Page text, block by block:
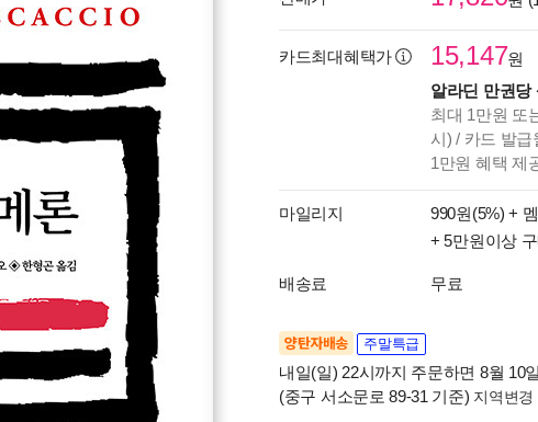
카드최대혜택가 15,147원
알라딘 만권당
최대 1만원 또
시) / 카드 발급
1만원 혜택 제
마일리지 990원(5%) +
+ 5만원이상
배송료 무료
양탄자배송 주말특급
내일(일) 22시까지 주문하면 8월 10
(중구 서소문로 89-31 기준) 지역변경